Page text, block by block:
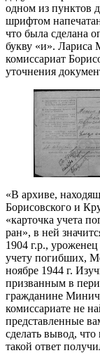
одном из пунктов
шрифтом
что была сделана
букву «и». Лариса
комиссариат
уточнения
«В архиве,
Борисовского и
«карточка учета
ран», в ней
1904 г.р.,
учету погибших,
ноябре 1944 г.
призванным в
гражданине
комиссариате не
представленные
сделать вывод,
такой ответ